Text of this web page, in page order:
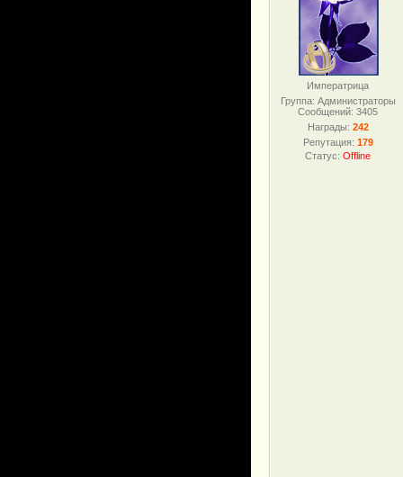
Императрица
Группа: Администраторы
Сообщений:3405
Награды: 242
Репутация: 179
Статус:Offline